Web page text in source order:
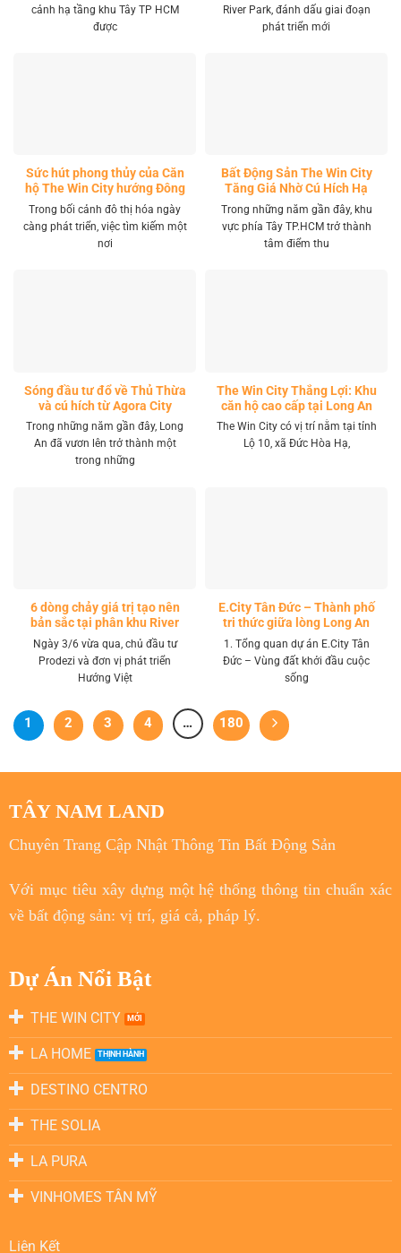
cảnh hạ tầng khu Tây TP HCM
được
River Park, đánh dấu giai đoạn
phát triển mới
Sức hút phong thủy của Căn
hộ The Win City hướng Đông
Nam
Trong bối cảnh đô thị hóa ngày
càng phát triển, việc tìm kiếm một
nơi
Bất Động Sản The Win City
Tăng Giá Nhờ Cú Hích Hạ
Tầng
Trong những năm gần đây, khu
vực phía Tây TP.HCM trở thành
tâm điểm thu
Sóng đầu tư đổ về Thủ Thừa
và cú hích từ Agora City
Trong những năm gần đây, Long
An đã vươn lên trở thành một
trong những
The Win City Thắng Lợi: Khu
căn hộ cao cấp tại Long An
The Win City có vị trí nằm tại tỉnh
Lộ 10, xã Đức Hòa Hạ,
6 dòng chảy giá trị tạo nên
bản sắc tại phân khu River
Park LA Home
Ngày 3/6 vừa qua, chủ đầu tư
Prodezi và đơn vị phát triển
Hướng Việt
E.City Tân Đức – Thành phố
tri thức giữa lòng Long An
1. Tổng quan dự án E.City Tân
Đức – Vùng đất khởi đầu cuộc
sống
1 2 3 4 … 180
TÂY NAM LAND
Chuyên Trang Cập Nhật Thông Tin Bất Động Sản
Với mục tiêuxây dựng một hệ thống thông tin chuẩn xác
về bất động sản: vị trí, giá cả, pháp lý.
Dự Án Nổi Bật
THE WIN CITY
LA HOME
DESTINO CENTRO
THE SOLIA
LA PURA
VINHOMES TÂN MỸ
Liên Kết